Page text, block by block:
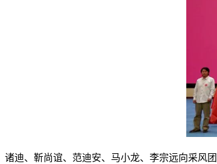
诸迪、靳尚谊、范迪安、马小龙、李宗远向采风